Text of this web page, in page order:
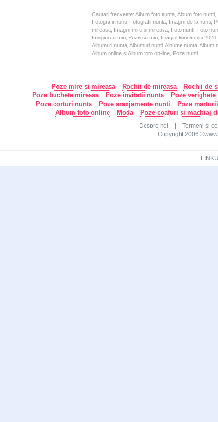
Cautari frecvente: Album foto nunta, Album foto
Fotografii nunti, Fotografii nunta, Imagini de la nunti,
mireasa, Imagini mire si mireasa, Foto nunti, Foto
Imagini cu miri, Poze cu miri, Imagini Mirii anului
Albumuri nunta, Albumuri nunti, Albume nunta,
Album online si Album foto on-line, Poze nunti.
Poze mire si mireasa Rochii de mireasa
Rochii de
Poze buchete mireasa
Poze invitatii nunta
Poze
Poze corturi nunta
Poze aranjamente nunti
Poze
Album foto online
Moda Poze coafuri si machiaj
Despre noi
Termeni si
Copyright 2006